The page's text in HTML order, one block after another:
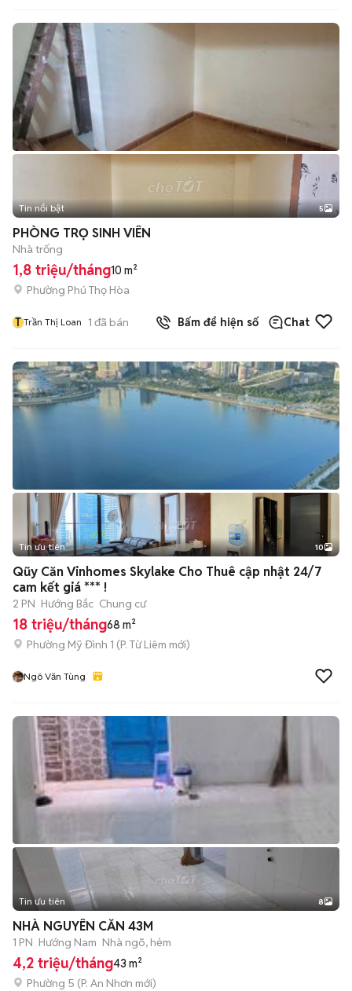
Tin nổi bật 5
PHÒNG TRỌ SINH VIÊN
Nhà trống
1,8 triệu/tháng10 m²
Phường Phú Thọ Hòa
T Trần Thị Loan 1 đã bán Bấm để hiện số Chat
+2
Tin ưu tiên 10
Qũy Căn Vinhomes Skylake Cho Thuê cập nhật 24/7
cam kết giá *** !
2 PN Hướng Bắc Chung cư
18 triệu/tháng68 m²
Phường Mỹ Đình 1 (P. Từ Liêm mới)
Ngô Văn Tùng
+2
Tin ưu tiên 8
NHÀ NGUYÊN CĂN 43M
1 PN Hướng Nam Nhà ngõ, hẻm
4,2 triệu/tháng43 m²
Phường 5 (P. An Nhơn mới)